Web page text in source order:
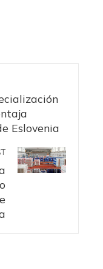
Eslovenia